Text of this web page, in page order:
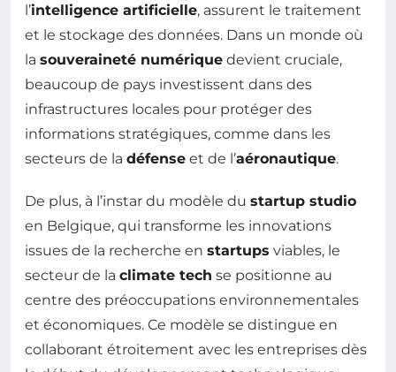
l’intelligence artificielle, assurent le traitement
et le stockage des données. Dans un monde où
la souveraineté numérique devient cruciale,
beaucoup de pays investissent dans des
infrastructures locales pour protéger des
informations stratégiques, comme dans les
secteurs de la défense et de l’aéronautique.
De plus, à l’instar du modèle du startup studio
en Belgique, qui transforme les innovations
issues de la recherche en startups viables, le
secteur de la climate tech se positionne au
centre des préoccupations environnementales
et économiques. Ce modèle se distingue en
collaborant étroitement avec les entreprises dès